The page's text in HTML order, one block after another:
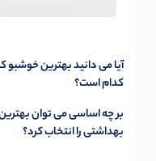
آیا می دانید بهترین
کدام است؟
بر چه اساسی می توان
بهداشتی را انتخاب کرد؟